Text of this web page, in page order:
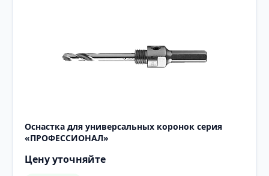
Оснастка для универсальных коронок серия
«ПРОФЕССИОНАЛ»
Цену уточняйте